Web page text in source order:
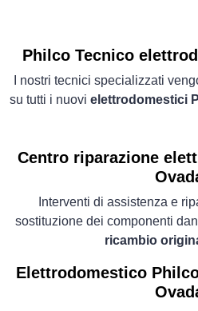
Philco Tecnico
I nostri tecnici specializzati
su tutti i nuovi elettrodomestici
Centro riparazione
Interventi di assistenza e
sostituzione dei componenti
ricambio
Elettrodomestico